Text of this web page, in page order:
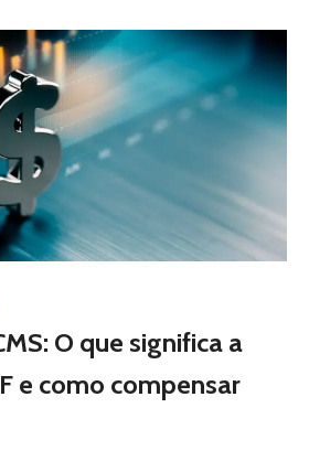
O que significa a
e como compensar